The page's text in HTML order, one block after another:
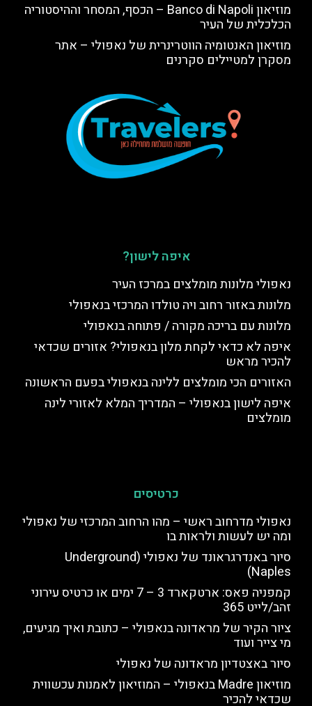
מוזיאון Banco di Napoli – הכסף, המסחר וההיסטוריה
הכלכלית של העיר
מוזיאון האנטומיה הווטרינרית של נאפולי – אתר
מסקרן למטיילים סקרנים
איפה לישון?
נאפולי מלונות מומלצים במרכז העיר
מלונות באזור רחוב ויה טולדו המרכזי בנאפולי
מלונות עם בריכה מקורה / פתוחה בנאפולי
איפה לא כדאי לקחת מלון בנאפולי? אזורים שכדאי
להכיר מראש
האזורים הכי מומלצים ללינה בנאפולי בפעם הראשונה
איפה לישון בנאפולי – המדריך המלא לאזורי לינה
מומלצים
כרטיסים
נאפולי מדרחוב ראשי – מהו הרחוב המרכזי של נאפולי
ומה יש לעשות ולראות בו
סיור באנדרגראונד של נאפולי (Underground
Naples)
קמפניה פאס: ארטקארד 3 – 7 ימים או כרטיס עירוני
זהב/לייט 365
ציור הקיר של מראדונה בנאפולי – כתובת ואיך מגיעים,
מי צייר ועוד
סיור באצטדיון מראדונה של נאפולי
מוזיאון Madre בנאפולי – המוזיאון לאמנות עכשווית
שכדאי להכיר